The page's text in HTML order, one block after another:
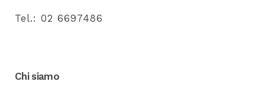
Tel.: 02 6697486
Chi siamo